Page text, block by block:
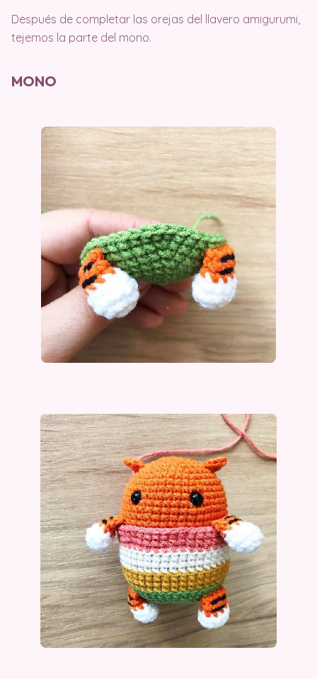
Después de completar las orejas del llavero amigurumi,
tejemos la parte del mono.
MONO